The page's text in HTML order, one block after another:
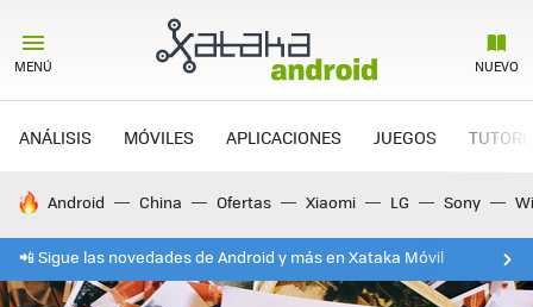
MENÚ NUEVO
ANÁLISIS MÓVILES APLICACIONES JUEGOS
HOY SE HABLA DE
Android China Ofertas Xiaomi LG Sony
📲 Sigue las novedades de Android y más en Xataka Móvil